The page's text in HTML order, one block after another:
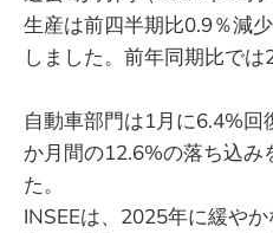
生産は前四半期比0.9％減
しました。前年同期比では
自動車部門は1月に6.4%回
か月間の12.6%の落ち込み
た。
INSEEは、2025年に緩や